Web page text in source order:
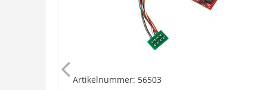
Artikelnummer: 56503